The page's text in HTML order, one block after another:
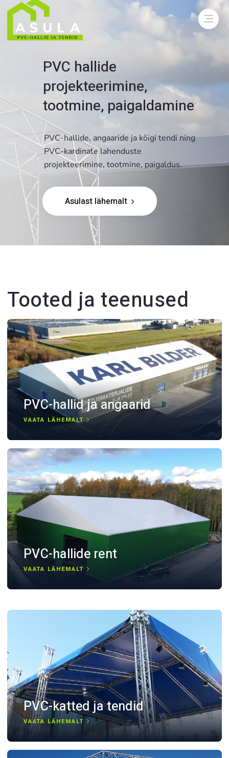
PVC-hallide, angaaride ja kõigi tendi ning
PVC-kardinate lahenduste
projekteerimine, tootmine, paigaldus.
PVC hallide
projekteerimine,
tootmine, paigaldamine
Asulast lähemalt
Tooted ja teenused
PVC-hallid ja angaarid
VAATA LÄHEMALT
PVC-hallide rent
VAATA LÄHEMALT
PVC-katted ja tendid
VAATA LÄHEMALT